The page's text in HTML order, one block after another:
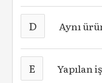
D Aynı
E Yapılan